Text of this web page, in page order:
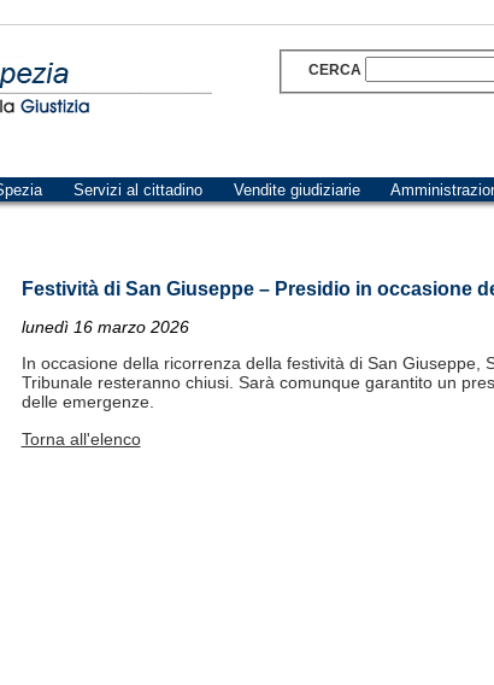
CERCA
Servizi al cittadino Vendite giudiziarie
Festività di San Giuseppe – Presidio in occasione
lunedì 16 marzo 2026
In occasione della ricorrenza della festività di San Giuseppe,
Tribunale resteranno chiusi. Sarà comunque garantito un
delle emergenze.
Torna all'elenco